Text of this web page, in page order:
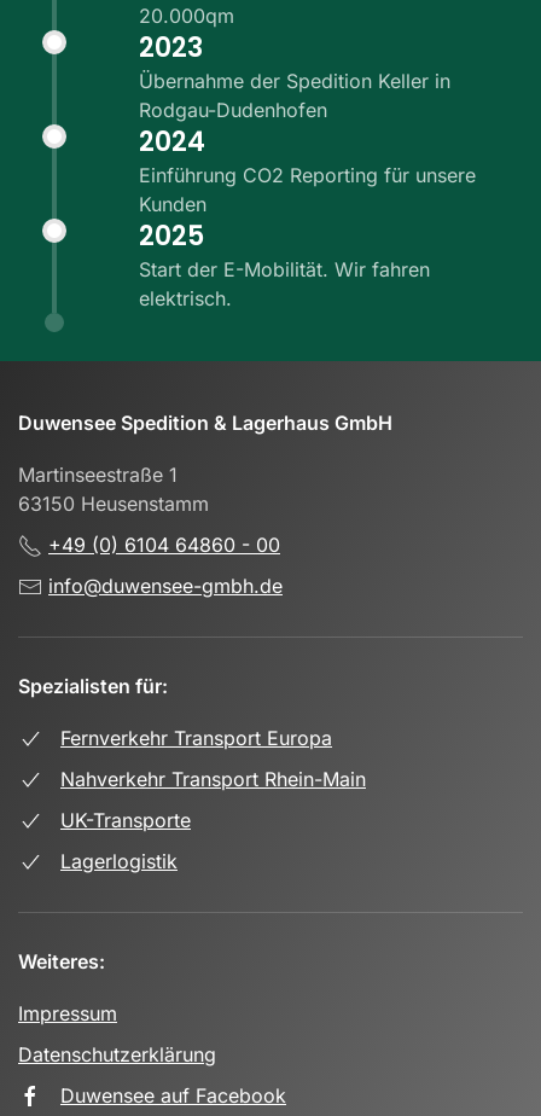
20.000qm
2023
Übernahme der Spedition Keller in
Rodgau-Dudenhofen
2024
Einführung CO2 Reporting für unsere
Kunden
2025
Start der E-Mobilität. Wir fahren
elektrisch.
Duwensee Spedition & Lagerhaus GmbH
Martinseestraße 1
63150 Heusenstamm
+49 (0) 6104 64860 - 00
info@duwensee-gmbh.de
Spezialisten für:
Fernverkehr Transport Europa
Nahverkehr Transport Rhein-Main
UK-Transporte
Lagerlogistik
Weiteres:
Impressum
Datenschutzerklärung
Duwensee auf Facebook